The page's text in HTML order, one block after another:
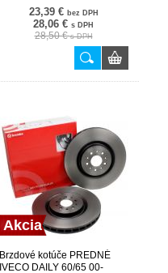
23,39 € bez DPH
28,06 € s DPH
28,50 €s DPH
Akcia
Brzdové kotúče PREDNÉ
IVECO DAILY 60/65 00-